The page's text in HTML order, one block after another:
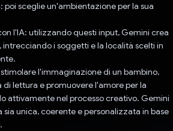
poi sceglie un'ambientazione per la sua
l'IA: utilizzando questi input, Gemini crea
i soggetti e la località scelti in
l'immaginazione di un bambino,
lettura e promuovere l'amore per la
attivamente nel processo creativo. Gemini
unica, coerente e personalizzata in base